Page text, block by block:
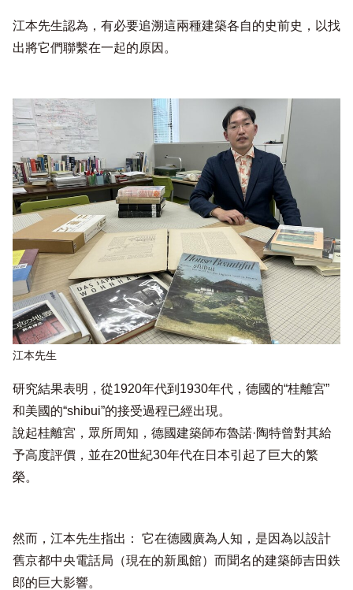
江本先生認為，有必要追溯這兩種建築各自的史前史，以找
出將它們聯繫在一起的原因。
江本先生
研究結果表明，從1920年代到1930年代，德國的“桂離宮”
和美國的“shibui”的接受過程已經出現。
說起桂離宮，眾所周知，德國建築師布魯諾·陶特曾對其給
予高度評價，並在20世紀30年代在日本引起了巨大的繁
榮。
然而，江本先生指出： 它在德國廣為人知，是因為以設計
舊京都中央電話局（現在的新風館）而聞名的建築師吉田鉄
郎的巨大影響。